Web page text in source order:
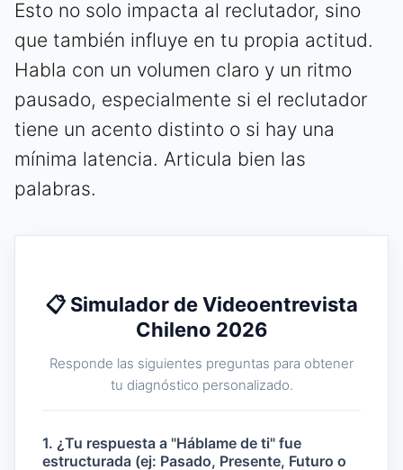
Esto no solo impacta al reclutador, sino
que también influye en tu propia actitud.
Habla con un volumen claro y un ritmo
pausado, especialmente si el reclutador
tiene un acento distinto o si hay una
mínima latencia. Articula bien las
palabras.
📋 Simulador de Videoentrevista
Chileno 2026
Responde las siguientes preguntas para obtener
tu diagnóstico personalizado.
1. ¿Tu respuesta a "Háblame de ti" fue
estructurada (ej: Pasado, Presente, Futuro o